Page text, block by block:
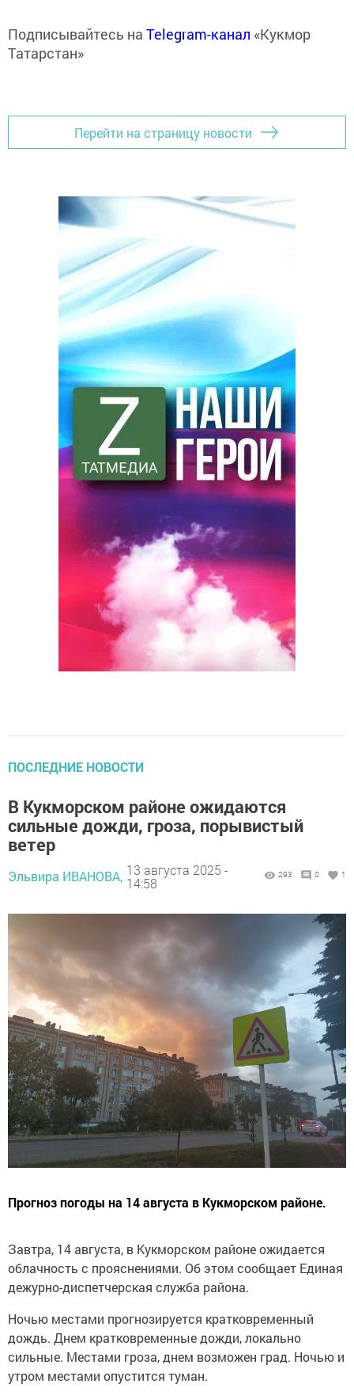
Подписывайтесь на Telegram-канал «Кукмор
Татарстан»
Перейти на страницу новости
ПОСЛЕДНИЕ НОВОСТИ
В Кукморском районе ожидаются
сильные дожди, гроза, порывистый
ветер
Эльвира ИВАНОВА, 13 августа 2025 -
14:58
293 0 1
Прогноз погоды на 14 августа в Кукморском районе.
Завтра, 14 августа, в Кукморском районе ожидается
облачность с прояснениями. Об этом сообщает Единая
дежурно-диспетчерская служба района.
Ночью местами прогнозируется кратковременный
дождь. Днем кратковременные дожди, локально
сильные. Местами гроза, днем возможен град. Ночью и
утром местами опустится туман.